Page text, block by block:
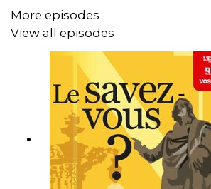
More episodes
View all episodes